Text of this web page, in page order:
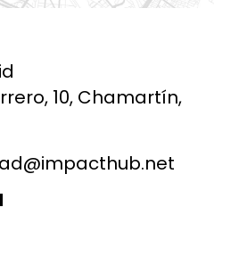
10, Chamartín,